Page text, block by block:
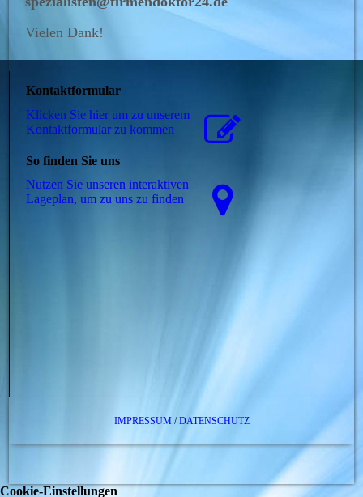
Vielen Dank!
Kontaktformular
Klicken Sie hier um zu unserem
Kon­takt­for­mu­lar zu kommen
So finden Sie uns
Nutzen Sie unseren interaktiven
La­ge­plan, um zu uns zu finden
IMPRESSUM/DATENSCHUTZ
Cookie-Einstellungen